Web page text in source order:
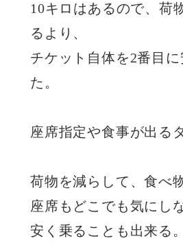
10キロはあるので、荷
るより、
チケット自体を2番目
た。
座席指定や食事が出る
荷物を減らして、食べ
座席もどこでも気にし
安く乗ることも出来る。